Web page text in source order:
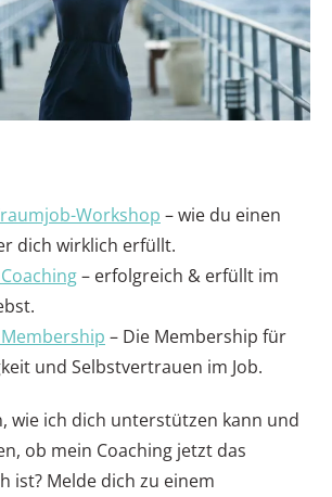
Workshop – wie du einen
dich wirklich erfüllt.
– erfolgreich & erfüllt im
– Die Membership für
und Selbstvertrauen im Job.
wie ich dich unterstützen kann und
ob mein Coaching jetzt das
ist? Melde dich zu einem